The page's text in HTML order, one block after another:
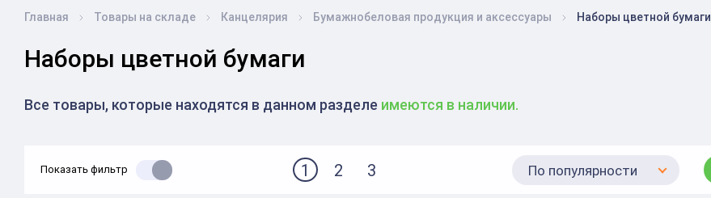
Главная Товары на складе Канцелярия Бумажнобеловая продукция и аксесcуары Наборы цветной бумаги
Наборы цветной бумаги
Все товары, которые находятся в данном разделе имеются в наличии.
Показать фильтр 1 2 3 По популярности